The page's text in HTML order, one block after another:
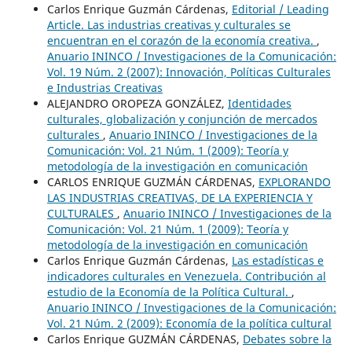
Carlos Enrique Guzmán Cárdenas, Editorial / Leading
Article. Las industrias creativas y culturales se
encuentran en el corazón de la economía creativa. ,
Anuario ININCO / Investigaciones de la Comunicación:
Vol. 19 Núm. 2 (2007): Innovación, Políticas Culturales
e Industrias Creativas
ALEJANDRO OROPEZA GONZÁLEZ, Identidades
culturales, globalización y conjunción de mercados
culturales , Anuario ININCO / Investigaciones de la
Comunicación: Vol. 21 Núm. 1 (2009): Teoría y
metodología de la investigación en comunicación
CARLOS ENRIQUE GUZMÁN CÁRDENAS, EXPLORANDO
LAS INDUSTRIAS CREATIVAS, DE LA EXPERIENCIA Y
CULTURALES , Anuario ININCO / Investigaciones de la
Comunicación: Vol. 21 Núm. 1 (2009): Teoría y
metodología de la investigación en comunicación
Carlos Enrique Guzmán Cárdenas, Las estadísticas e
indicadores culturales en Venezuela. Contribución al
estudio de la Economía de la Política Cultural. ,
Anuario ININCO / Investigaciones de la Comunicación:
Vol. 21 Núm. 2 (2009): Economía de la política cultural
Carlos Enrique GUZMÁN CÁRDENAS, Debates sobre la